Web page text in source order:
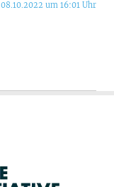
08.10.2022 um 16:01 Uhr